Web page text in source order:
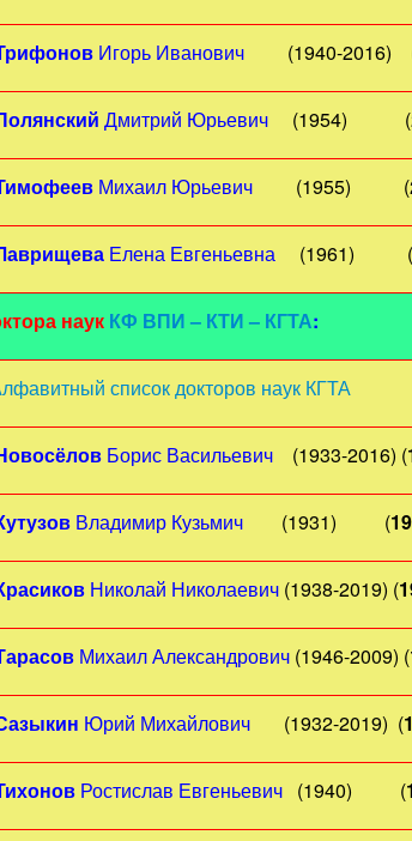
Игорь Иванович (1940-2016)
Дмитрий Юрьевич (1954)
Михаил Юрьевич (1955)
Елена Евгеньевна (1961)
наук КФ ВПИ – КТИ – КГТА:
список докторов наук КГТА
Борис Васильевич (1933-2016) (
Владимир Кузьмич (1931) (
Николай Николаевич (1938-2019) (
Михаил Александрович (1946-2009) (
Юрий Михайлович (1932-2019) (
Ростислав Евгеньевич (1940) (